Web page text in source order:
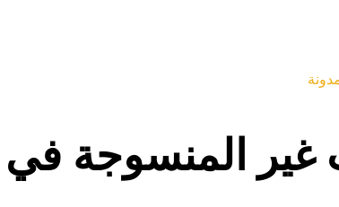
في 5 صناعات مهمة